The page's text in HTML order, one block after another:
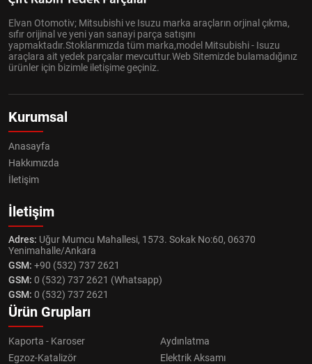
Elvan Otomotiv; Mitsubishi ve Isuzu marka araçların orjinal çıkma,
sıfır orijinal ve yeni yan sanayi parça satışını
yapmaktadır.Stoklarımızda tüm marka,model Mitsubishi - Isuzu
araçlara ait yedek parçalar mevcuttur.Web Sitemizde bulamadığınız
ürünler için bizimle iletişime geçiniz.
Kurumsal
Anasayfa
Hakkımızda
İletişim
İletişim
Adres: Uğur Mumcu Mahallesi, 1573. Sokak No:60, 06370
Yenimahalle/Ankara
GSM: +90 (532) 737 2621
GSM: 0 (532) 737 2621 (Whatsapp)
GSM: 0 (532) 737 2621
Ürün Grupları
Kaporta - Karoser
Aydınlatma
Egzoz-Katalizör
Elektrik Aksamı